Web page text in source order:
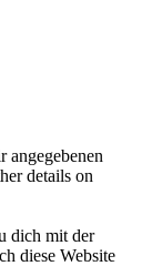
angegebenen
details on
dich mit der
diese Website